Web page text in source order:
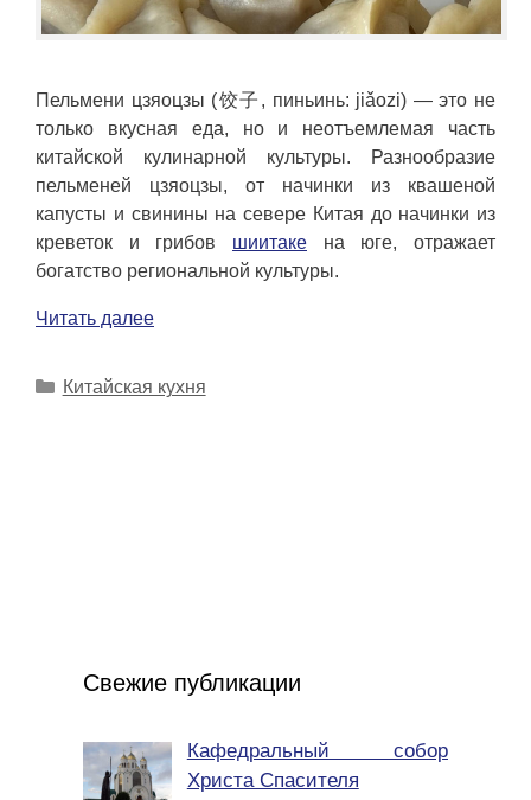
Пельмени цзяоцзы (饺子, пиньинь: jiǎozi) — это не
только вкусная еда, но и неотъемлемая часть
китайской кулинарной культуры. Разнообразие
пельменей цзяоцзы, от начинки из квашеной
капусты и свинины на севере Китая до начинки из
креветок и грибов шиитаке на юге, отражает
богатство региональной культуры.
Читать далее
Рубрики
Китайская кухня
Свежие публикации
Кафедральный собор
Христа Спасителя